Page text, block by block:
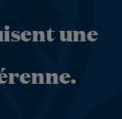
une